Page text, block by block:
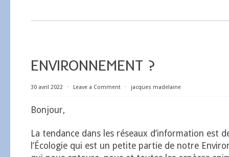
ENVIRONNEMENT ?
30 avril 2022 ⋅ Leave a Comment ⋅ jacques madelaine
Bonjour,
La tendance dans les réseaux d’information est
l’Écologie qui est un petite partie de notre